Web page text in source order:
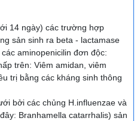
14 ngày) các trường hợp
sản sinh ra beta - lactamase
aminopenicilin đơn độc:
trên: Viêm amidan, viêm
trị bằng các kháng sinh thông
bởi các chủng H.influenzae và
Branhamella catarrhalis) sản